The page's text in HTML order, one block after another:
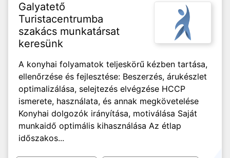
Galyatető
Turistacentrumba
szakács munkatársat
keresünk
A konyhai folyamatok teljeskörű kézben tartása,
ellenőrzése és fejlesztése: Beszerzés, árukészlet
optimalizálása, selejtezés elvégzése HCCP
ismerete, használata, és annak megkövetelése
Konyhai dolgozók irányítása, motiválása Saját
munkaidő optimális kihasználása Az étlap
időszakos...